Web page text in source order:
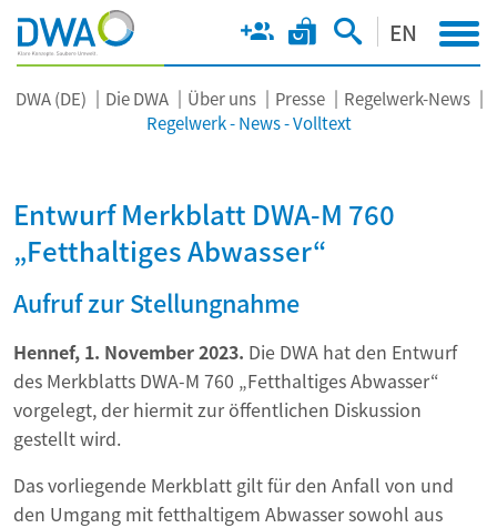
EN
DWA (DE) Die DWA Über uns Presse
Regelwerk-News
Regelwerk - News - Volltext
Entwurf Merkblatt DWA-M 760
„Fetthaltiges Abwasser“
Aufruf zur Stellungnahme
Hennef, 1. November 2023. Die DWA hat den Entwurf
des Merkblatts DWA-M 760 „Fetthaltiges Abwasser“
vorgelegt, der hiermit zur öffentlichen Diskussion
gestellt wird.
Das vorliegende Merkblatt gilt für den Anfall von und
den Umgang mit fetthaltigem Abwasser sowohl aus